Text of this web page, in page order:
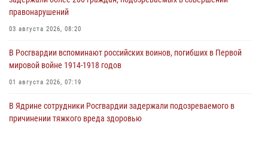
правонарушений
03 августа 2026, 08:20
В Росгвардии вспоминают российских воинов, погибших в Первой
мировой войне 1914-1918 годов
01 августа 2026, 07:19
В Ядрине сотрудники Росгвардии задержали подозреваемого в
причинении тяжкого вреда здоровью